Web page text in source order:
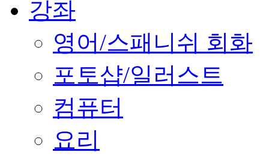
강좌
영어/스패니쉬 회화
포토샵/일러스트
컴퓨터
요리